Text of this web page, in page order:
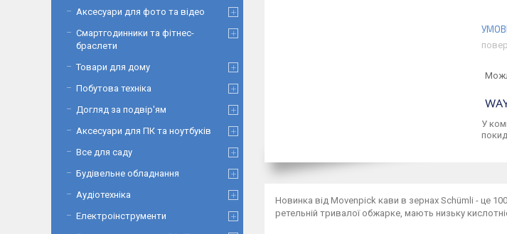
У
Новинка від Movenpick кави в зернах Schümli - це
ретельній тривалої обжарке, мають низьку
Аксесуари для фото та відео
Смартгодинники та фітнес-
браслети
Товари для дому
Побутова техніка
Догляд за подвір'ям
Аксесуари для ПК та ноутбуків
Все для саду
Будівельне обладнання
Аудіотехніка
Електроінструменти